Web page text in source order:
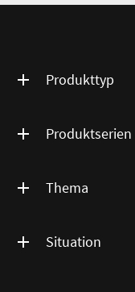
Produkttyp
Produktserien
Thema
Situation